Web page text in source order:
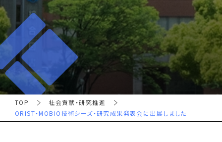
TOP
社会貢献・研究推進
ORIST・MOBIO技術シーズ・研究成果発表会に出展しました